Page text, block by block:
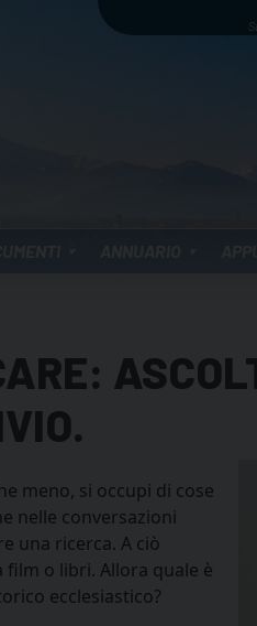
meno, si occupi di cose
nelle conversazioni
una ricerca. A ciò
o libri. Allora quale è
ecclesiastico?